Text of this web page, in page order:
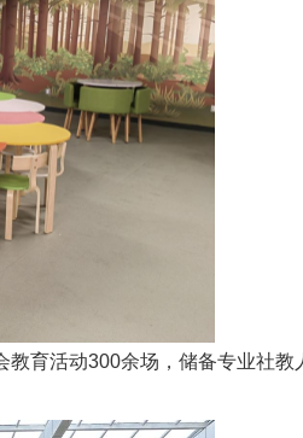
育活动300余场，储备专业社教